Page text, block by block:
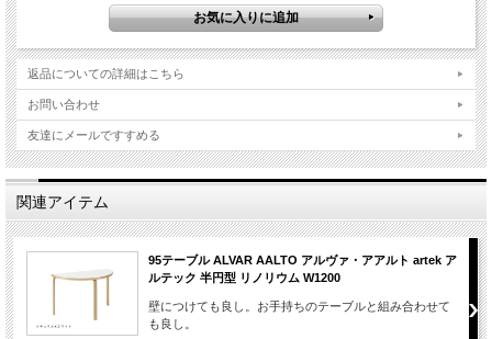
返品についての詳細はこちら
お問い合わせ
友達にメールですすめる
関連アイテム
95テーブル ALVAR AALTO アルヴァ・アアルト artek ア
ルテック 半円型 リノリウム W1200
壁につけても良し。お手持ちのテーブルと組み合わせて
も良し。